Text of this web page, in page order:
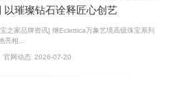
以璀璨钻石诠释匠心创艺
之家品牌资讯] 继Eclettica万象艺境高级珠宝系列
亮相...
官网动态 2026-07-20